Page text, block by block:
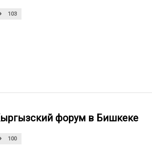
103
форум в Бишкеке
100